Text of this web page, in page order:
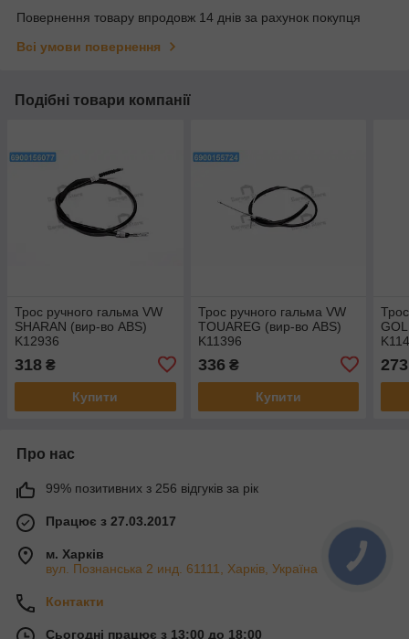
Повернення товару впродовж 14 днів за рахунок покупця
Всі умови повернення
Подібні товари компанії
Трос ручного гальма VW
SHARAN (вир-во ABS)
K12936
318 ₴
Купити
Трос ручного гальма VW
TOUAREG (вир-во ABS)
K11396
336 ₴
Купити
273
Про нас
99% позитивних з 256 відгуків за рік
Працює з 27.03.2017
м. Харків
вул. Познанська 2 инд. 61111, Харків, Україна
Контакти
Сьогодні працює з 13:00 до 18:00
КНОПКА
ЗВ'ЯЗКУ